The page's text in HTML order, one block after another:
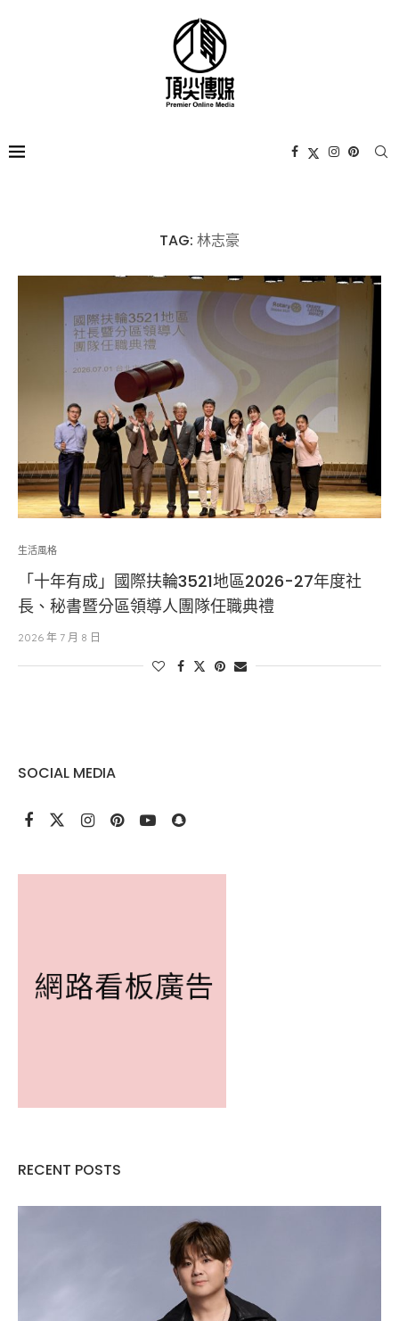
TAG: 林志豪
生活風格
「十年有成」國際扶輪3521地區2026-27年度社
長、秘書暨分區領導人團隊任職典禮
2026 年 7 月 8 日
SOCIAL MEDIA
RECENT POSTS